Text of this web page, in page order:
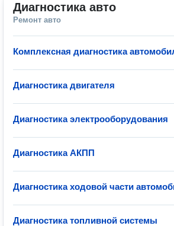
Диагностика авто
Ремонт авто
Комплексная диагностика
Диагностика двигателя
Диагностика электрооборудования
Диагностика АКПП
Диагностика ходовой части
Диагностика топливной системы